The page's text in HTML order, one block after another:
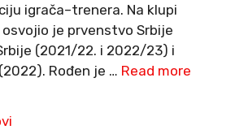
igrača–trenera. Na klupi
osvojio je prvenstvo Srbije
(2021/22. i 2022/23) i
Rođen je … Read more